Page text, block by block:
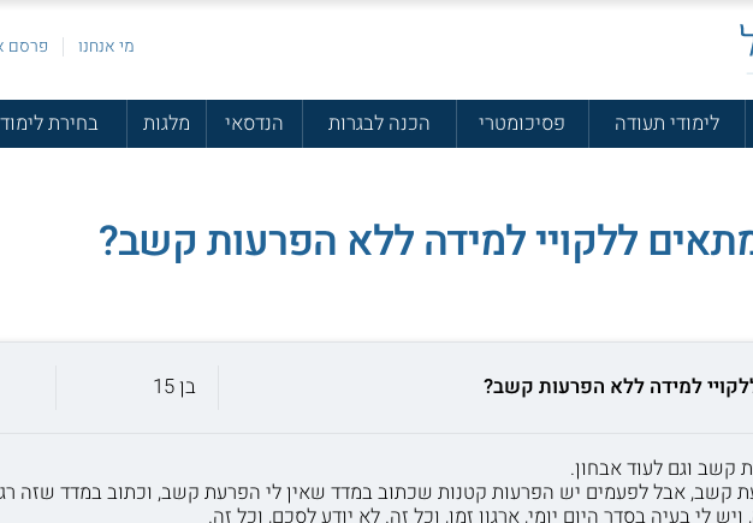
מי אנחנו פרסם
לימודי תעודה פסיכומטרי הכנה לבגרות הנדסאי מלגות בחירת
ללקויי למידה ללא הפרעות קשב?
למידה ללא הפרעות קשב? בן 15
קשב וגם לעוד אבחון.
קשב, אבל לפעמים יש הפרעות קטנות שכתוב במדד שאין לי הפרעת קשב, וכתוב במדד שזה
לי בעיה בסדר היום יומי, ארגון זמן, וכל זה. לא יודע לסכם, וכל זה.